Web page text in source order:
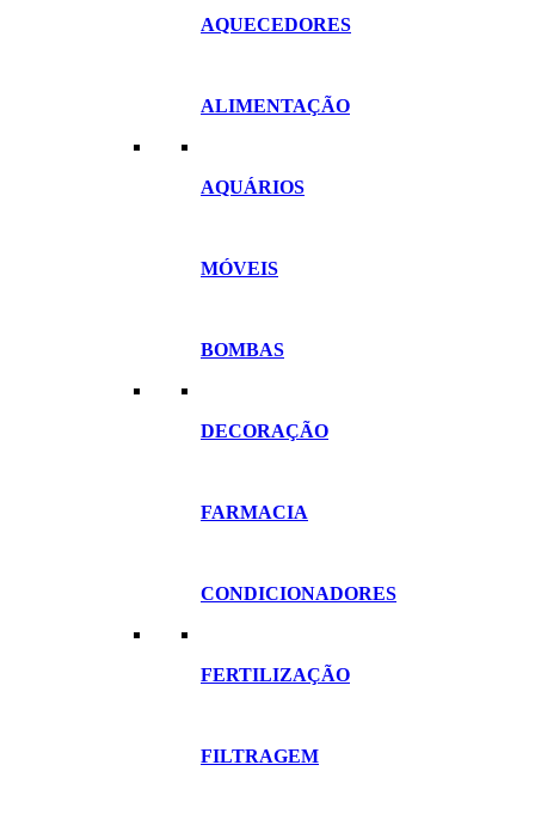
AQUECEDORES
ALIMENTAÇÃO
AQUÁRIOS
MÓVEIS
BOMBAS
DECORAÇÃO
FARMACIA
CONDICIONADORES
FERTILIZAÇÃO
FILTRAGEM